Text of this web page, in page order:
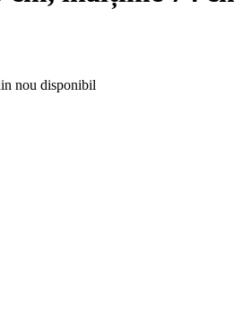
nou disponibil